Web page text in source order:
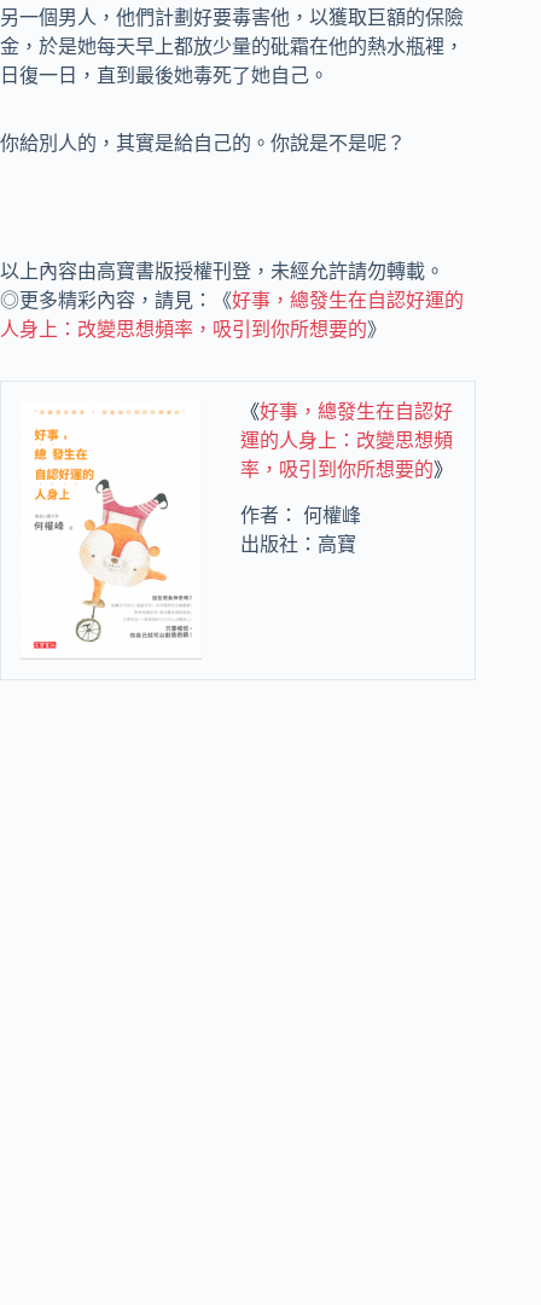
另一個男人，他們計劃好要毒害他，以獲取巨額的保險
金，於是她每天早上都放少量的砒霜在他的熱水瓶裡，
日復一日，直到最後她毒死了她自己。
你給別人的，其實是給自己的。你說是不是呢？
以上內容由高寶書版授權刊登，未經允許請勿轉載。
◎更多精彩內容，請見：《好事，總發生在自認好運的
人身上：改變思想頻率，吸引到你所想要的》
《好事，總發生在自認好
運的人身上：改變思想頻
率，吸引到你所想要的》
作者： 何權峰
出版社：高寶